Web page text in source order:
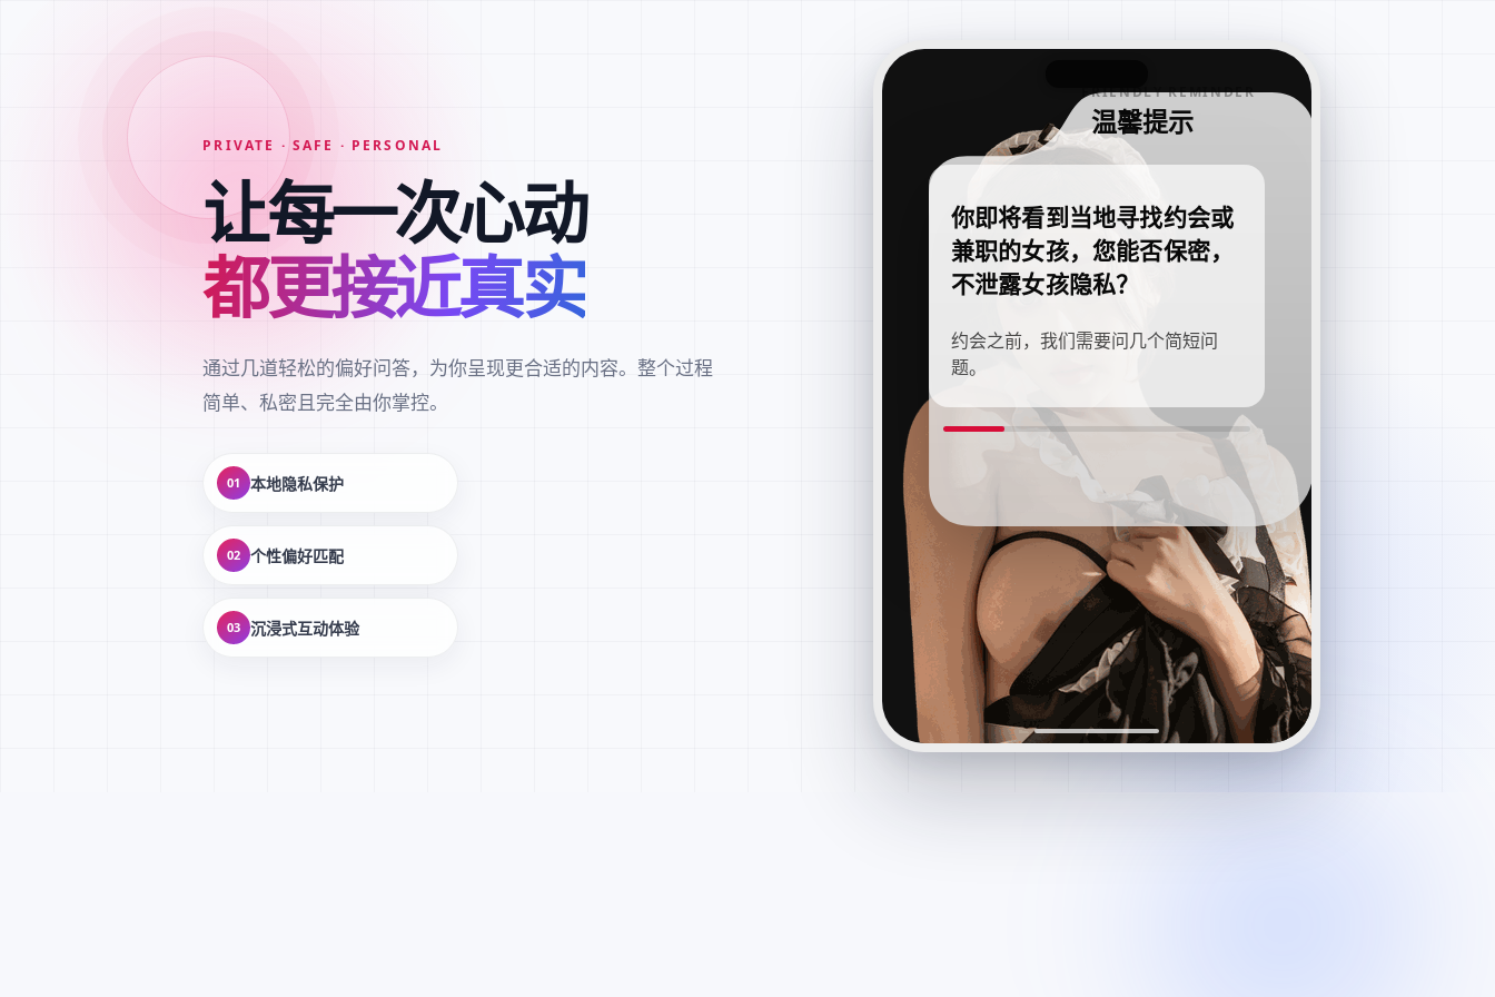
PRIVATE · SAFE · PERSONAL
让每一次心动
都更接近真实
通过几道轻松的偏好问答，为你呈现更合适的内容。整个过程
简单、私密且完全由你掌控。
01 本地隐私保护
02 个性偏好匹配
03 沉浸式互动体验
FRIENDLY REMINDER
温馨提示
你即将看到当地寻找约会或
兼职的女孩，您能否保密，
不泄露女孩隐私？
约会之前，我们需要问几个简短问
题。